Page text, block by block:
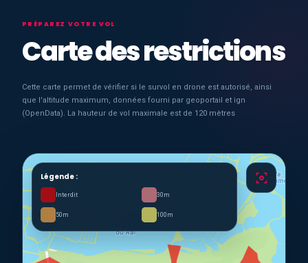
PRÉPAREZ VOTRE VOL
Carte des restrictions
Cette carte permet de vérifier si le survol en drone est autorisé, ainsi
que l'altitude maximum, données fourni par geoportail et ign
(OpenData). La hauteur de vol maximale est de 120 mètres
Légende :
Interdit 30m
50m 100m